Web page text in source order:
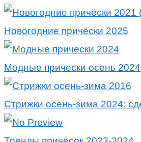
Новогодние причёски 2025
Модные прически осень 2024
Стрижки осень-зима 2024: